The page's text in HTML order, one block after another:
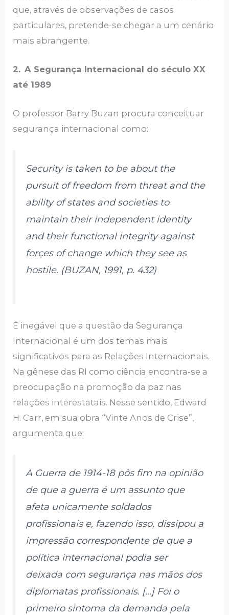
que, através de observações de casos
particulares, pretende-se chegar a um cenário
mais abrangente.
2. A Segurança Internacional do século XX
até 1989
O professor Barry Buzan procura conceituar
segurança internacional como:
Security is taken to be about the
pursuit of freedom from threat and the
ability of states and societies to
maintain their independent identity
and their functional integrity against
forces of change which they see as
hostile. (BUZAN, 1991, p. 432)
É inegável que a questão da Segurança
Internacional é um dos temas mais
significativos para as Relações Internacionais.
Na gênese das RI como ciência encontra-se a
preocupação na promoção da paz nas
relações interestatais. Nesse sentido, Edward
H. Carr, em sua obra “Vinte Anos de Crise”,
argumenta que:
A Guerra de 1914-18 pôs fim na opinião
de que a guerra é um assunto que
afeta unicamente soldados
profissionais e, fazendo isso, dissipou a
impressão correspondente de que a
política internacional podia ser
deixada com segurança nas mãos dos
diplomatas profissionais. […] Foi o
primeiro sintoma da demanda pela